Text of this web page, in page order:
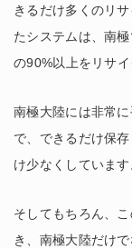
きるだけ多くのリ
たシステムは、南
の90%以上をリサイ
南極大陸には非常
で、できるだけ保
け少なくしています
そしてもちろん、
き、南極大陸だけ